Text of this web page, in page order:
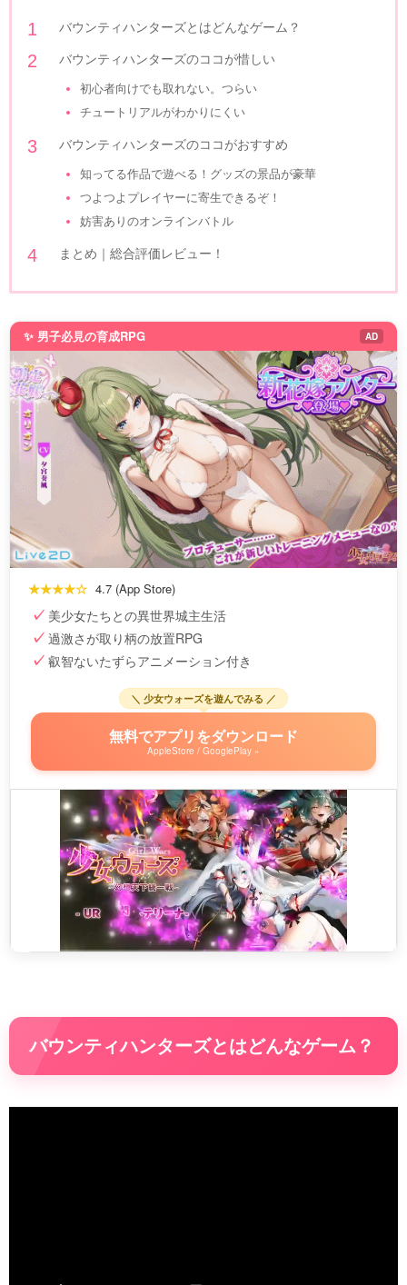
バウンティハンターズとはどんなゲーム？
バウンティハンターズのココが惜しい
初心者向けでも取れない。つらい
チュートリアルがわかりにくい
バウンティハンターズのココがおすすめ
知ってる作品で遊べる！グッズの景品が豪華
つよつよプレイヤーに寄生できるぞ！
妨害ありのオンラインバトル
まとめ｜総合評価レビュー！
✨ 男子必見の育成RPG AD
★★★★☆ 4.7 (App Store)
美少女たちとの異世界城主生活
過激さが取り柄の放置RPG
叡智ないたずらアニメーション付き
＼ 少女ウォーズを遊んでみる ／
無料でアプリをダウンロード
AppleStore / GooglePlay »
バウンティハンターズとはどんなゲーム？